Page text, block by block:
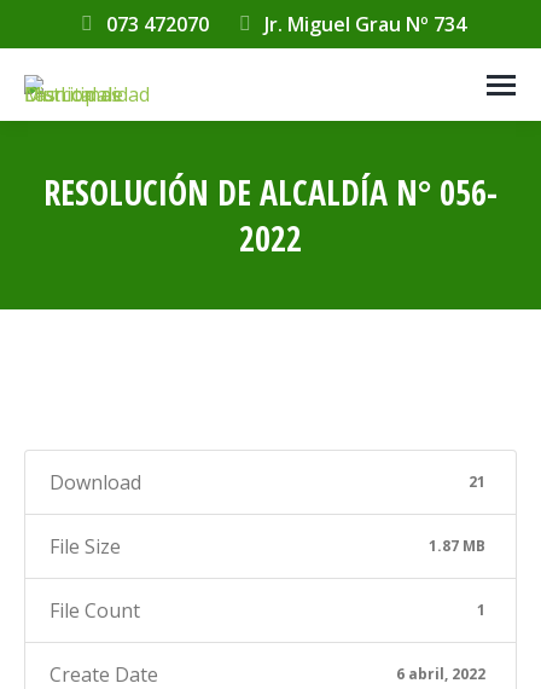
073 472070 Jr. Miguel Grau Nº 734
RESOLUCIÓN DE ALCALDÍA N° 056-
2022
Download 21
File Size 1.87 MB
File Count 1
Create Date 6 abril, 2022